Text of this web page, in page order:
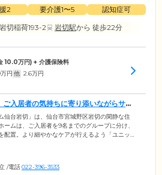
2 要介護1〜5
認知症可
切稲荷193-2
岩切駅から 徒歩22分
10.0万円) + 介護保険料
万円 他 2.6万円
入居者の気持ちに寄り添いながらサポ
仙台岩切」は、仙台市宮城野区岩切の閑静な住
ームは、ご入居者を9名までのグループに分け、
配置。より細やかなケアが行えるよう「ユニッ
ど、これまでどおり家事を無理のない範囲で、
さい。「認知症があっても、できるだけ当たり
/電話022-396-3533